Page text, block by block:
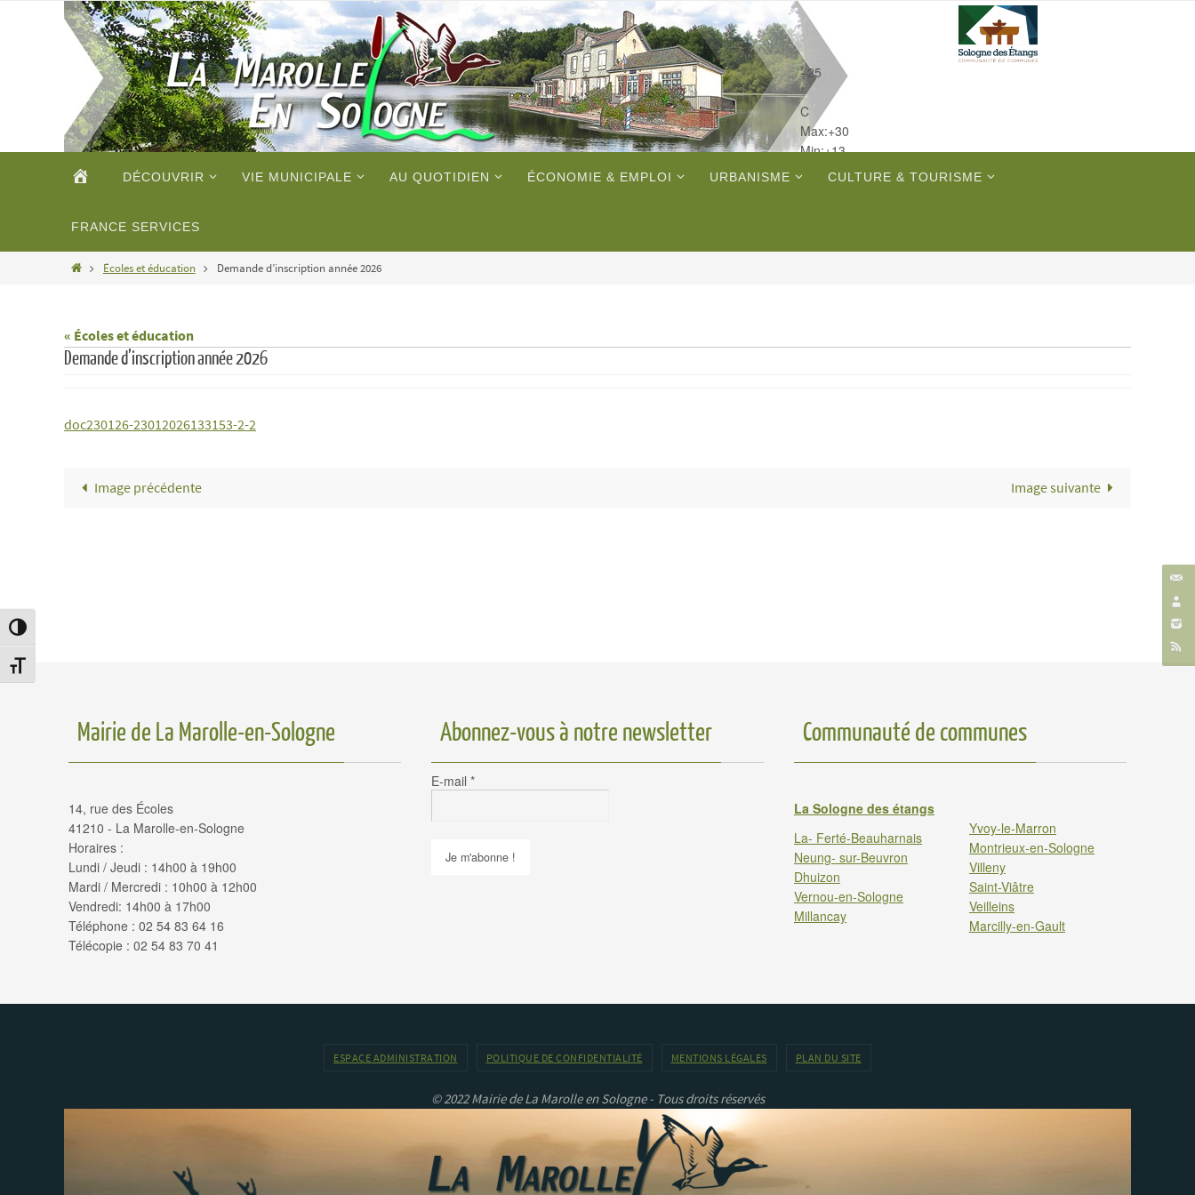
Passer en contraste élevé
Changer la taille de la police
+25
°
C
Max:+30
Min:+13
ACCUEILDÉCOUVRIR VIE MUNICIPALE AU QUOTIDIEN ÉCONOMIE & EMPLOI URBANISME CULTURE & TOURISME
FRANCE SERVICES
HomeÉcoles et éducation Demande d’inscription année 2026
« Écoles et éducation
Demande d’inscription année 2026
doc230126-23012026133153-2-2
Image précédente Image suivante
Mairie de La Marolle-en-Sologne
14, rue des Écoles
41210 - La Marolle-en-Sologne
Horaires :
Lundi / Jeudi : 14h00 à 19h00
Mardi / Mercredi : 10h00 à 12h00
Vendredi: 14h00 à 17h00
Téléphone : 02 54 83 64 16
Télécopie : 02 54 83 70 41
Abonnez-vous à notre newsletter
E-mail *
Communauté de communes
La Sologne des étangs
La- Ferté-Beauharnais
Neung- sur-Beuvron
Dhuizon
Vernou-en-Sologne
Millancay
Yvoy-le-Marron
Montrieux-en-Sologne
Villeny
Saint-Viâtre
Veilleins
Marcilly-en-Gault
ESPACE ADMINISTRATION POLITIQUE DE CONFIDENTIALITÉ MENTIONS LÉGALES PLAN DU SITE
© 2022 Mairie de La Marolle en Sologne - Tous droits réservés